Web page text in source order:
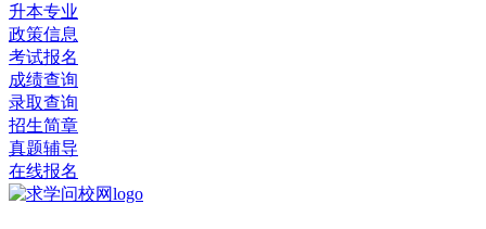
升本专业
政策信息
考试报名
成绩查询
录取查询
招生简章
真题辅导
在线报名